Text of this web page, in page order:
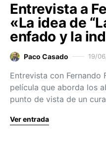
Entrevista a
«La idea de
enfado y la
Paco Casado 19/
Entrevista con Fernando
película que aborda los
punto de vista de un
Ver entrada